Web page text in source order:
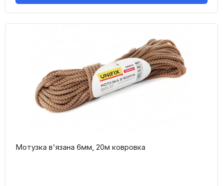
Мотузка в'язана 6мм, 20м ковровка